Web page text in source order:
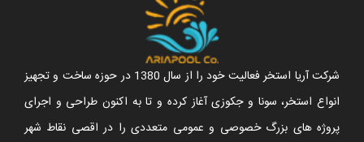
شرکت آریا استخر فعالیت خود را از سال 1380 در حوزه ساخت و تجهیز
انواع استخر، سونا و جکوزی آغاز کرده و تا به اکنون طراحی و اجرای
پروژه های بزرگ خصوصی و عمومی متعددی را در اقصی نقاط شهر